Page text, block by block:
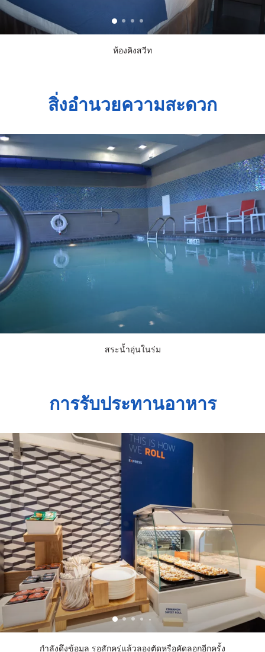
ห้องคิงสวีท
สิ่งอำนวยความสะดวก
สระน้ำอุ่นในร่ม
การรับประทานอาหาร
กำลังดึงข้อมูล รอสักครู่แล้วลองตัดหรือคัดลอกอีกครั้ง